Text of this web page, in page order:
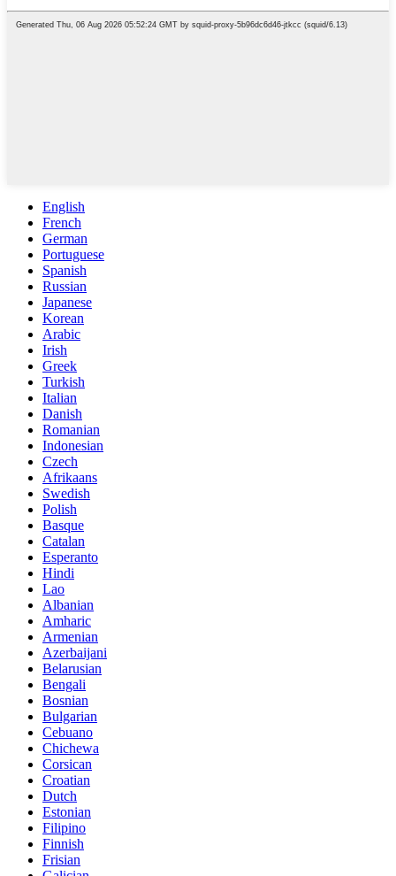
English
French
German
Portuguese
Spanish
Russian
Japanese
Korean
Arabic
Irish
Greek
Turkish
Italian
Danish
Romanian
Indonesian
Czech
Afrikaans
Swedish
Polish
Basque
Catalan
Esperanto
Hindi
Lao
Albanian
Amharic
Armenian
Azerbaijani
Belarusian
Bengali
Bosnian
Bulgarian
Cebuano
Chichewa
Corsican
Croatian
Dutch
Estonian
Filipino
Finnish
Frisian